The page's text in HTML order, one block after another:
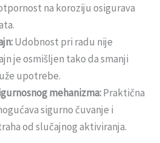
na koroziju osigurava
Udobnost pri radu nije
je osmišljen tako da smanji
upotrebe.
mehanizma:Praktična
sigurno čuvanje i
od slučajnog aktiviranja.